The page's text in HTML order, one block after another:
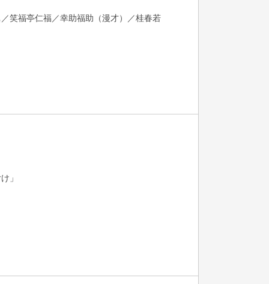
笑福亭仁福／幸助福助（漫才）／桂春若
」